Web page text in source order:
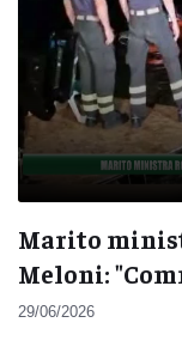
Marito
Meloni:
29/06/2026